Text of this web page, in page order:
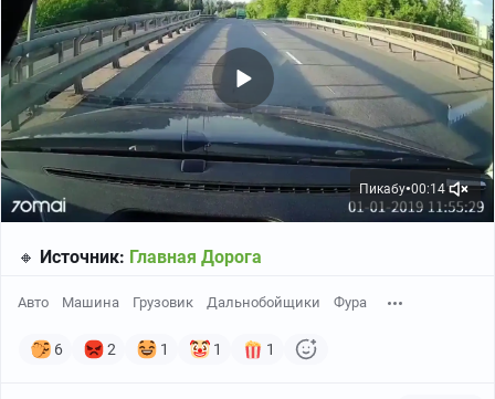
Пикабу●00:14
🔸 Источник: Главная Дорога
Авто Машина Грузовик Дальнобойщики Фура
6 2 1 1 1